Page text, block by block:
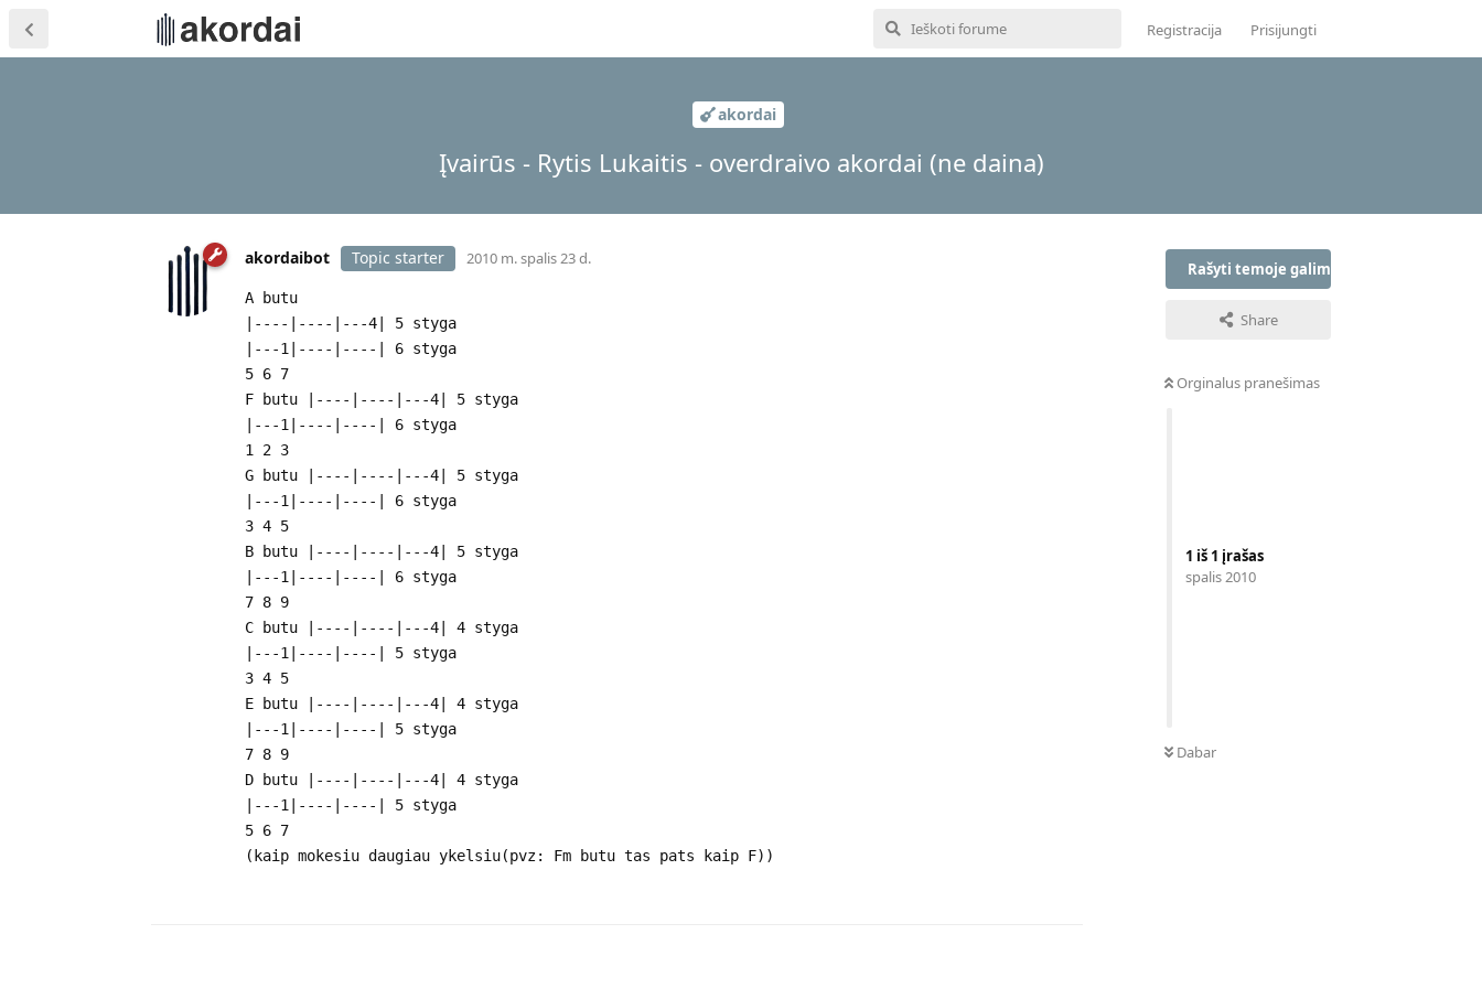
Registracija Prisijungti
akordai
Įvairūs - Rytis Lukaitis - overdraivo akordai (ne daina)
Rašyti temoje galima tik prisijungus
Share
Orginalus pranešimas
1 iš 1 įrašas
spalis 2010
Dabar
akordaibot Topic starter 2010 m. spalis 23 d.
A butu
|----|----|---4| 5 styga
|---1|----|----| 6 styga
5 6 7
F butu |----|----|---4| 5 styga
|---1|----|----| 6 styga
1 2 3
G butu |----|----|---4| 5 styga
|---1|----|----| 6 styga
3 4 5
B butu |----|----|---4| 5 styga
|---1|----|----| 6 styga
7 8 9
C butu |----|----|---4| 4 styga
|---1|----|----| 5 styga
3 4 5
E butu |----|----|---4| 4 styga
|---1|----|----| 5 styga
7 8 9
D butu |----|----|---4| 4 styga
|---1|----|----| 5 styga
5 6 7
(kaip mokesiu daugiau ykelsiu(pvz: Fm butu tas pats kaip F))